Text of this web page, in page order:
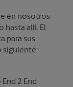
en nosotros
hasta allí. El
para sus
siguiente:
2 End